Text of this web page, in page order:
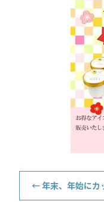
←年末、年始にカ